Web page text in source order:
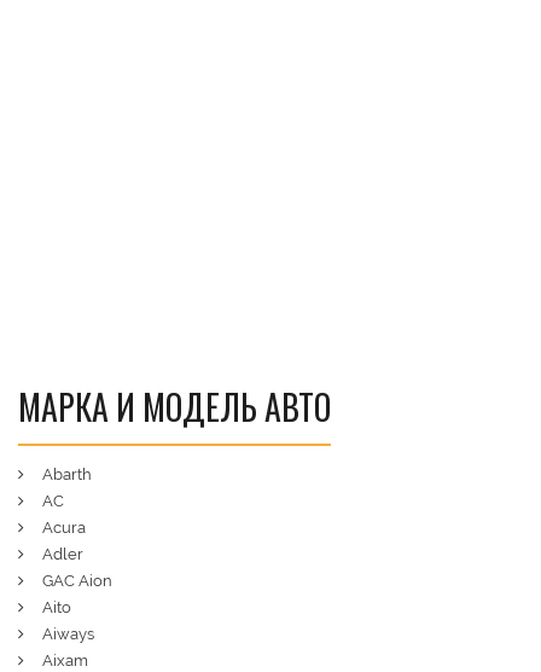
МАРКА И МОДЕЛЬ АВТО
Abarth
AC
Acura
Adler
GAC Aion
Aito
Aiways
Aixam